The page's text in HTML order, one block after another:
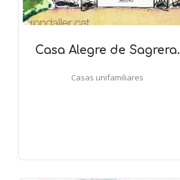
Casa Alegre de Sagrera.
Casas unifamiliares